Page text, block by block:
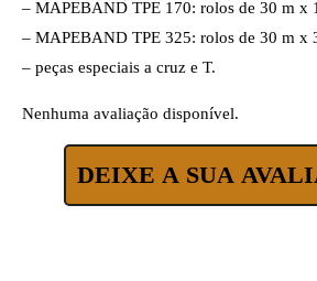
– MAPEBAND TPE 170: rolos de 30 m x
– MAPEBAND TPE 325: rolos de 30 m x
– peças especiais a cruz e T.
Nenhuma avaliação disponível.
DEIXE A SUA